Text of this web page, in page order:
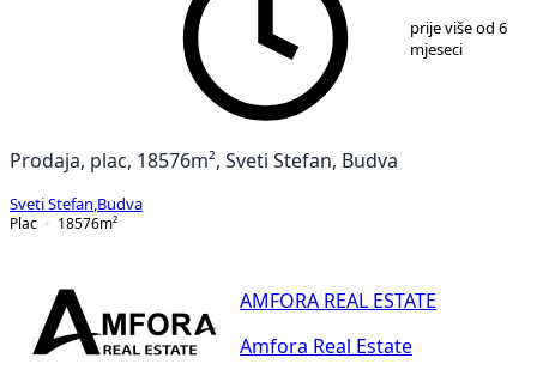
prije više od 6
mjeseci
Prodaja, plac, 18576m², Sveti Stefan, Budva
Sveti Stefan Budva
Plac
18576m²
AMFORA REAL ESTATE
Amfora Real Estate